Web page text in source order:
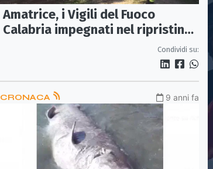
Amatrice, i Vigili del Fuoco
Calabria impegnati nel ripristino
Condividi su:
CRONACA 9 anni fa